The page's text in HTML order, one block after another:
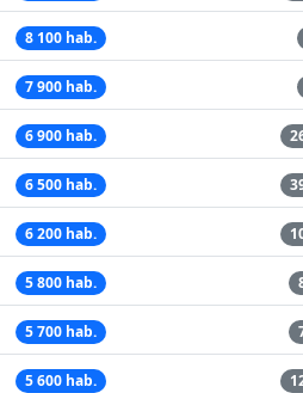
8 100 hab.
7 900 hab.
6 900 hab.
6 500 hab.
6 200 hab.
5 800 hab.
5 700 hab.
5 600 hab.